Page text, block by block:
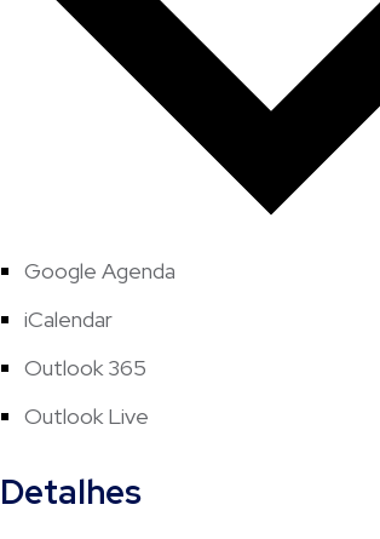
Google Agenda
iCalendar
Outlook 365
Outlook Live
Detalhes